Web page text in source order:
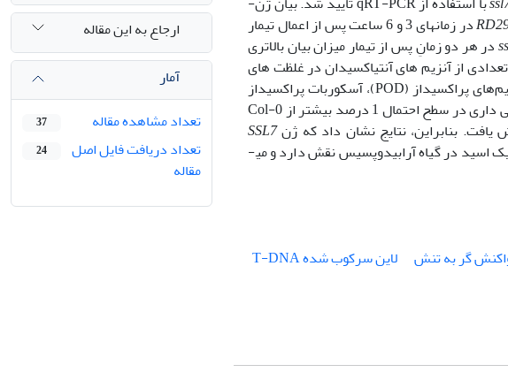
در زمان­های 3 و 6 ساعت پس از اعمال تیمار
در هر دو زمانِ پس از تیمار میزان بیان بالاتری
از آنزیم ­های آنتی­اکسیدان در غلظت­ های
پراکسیداز (POD)، آسکوربات پراکسیداز
داری در سطح احتمال 1 درصد بیشتر ازCol-0
بنابراین، نتایج نشان داد که ژنSSL7
­اسید در گیاه آرابیدوپسیس نقش دارد و می­
گر به تنش
لاین سرکوب شده T-DNA
ارجاع به این مقاله
آمار
تعداد مشاهده مقاله
37
تعداد دریافت فایل اصل
مقاله
24